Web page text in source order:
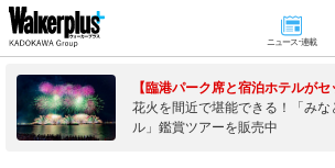
ニュース･連載
【臨港パーク席と宿泊ホテルがセ
花火を間近で堪能できる！「み
ル」鑑賞ツアーを販売中